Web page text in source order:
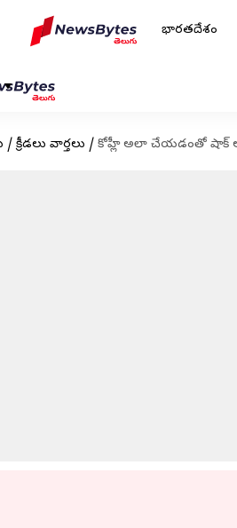
భారతదేశం
/ క్రీడలు వార్తలు / కోహ్లీ అలా చేయడంతో షాక్